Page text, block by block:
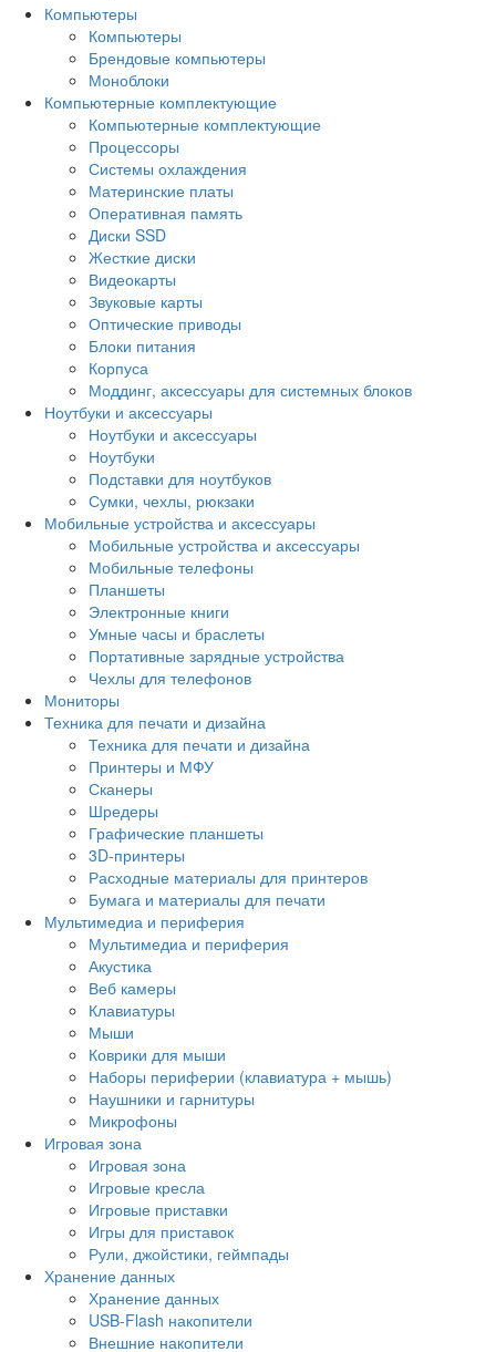
Компьютеры
Компьютеры
Брендовые компьютеры
Моноблоки
Компьютерные комплектующие
Компьютерные комплектующие
Процессоры
Системы охлаждения
Материнские платы
Оперативная память
Диски SSD
Жесткие диски
Видеокарты
Звуковые карты
Оптические приводы
Блоки питания
Корпуса
Моддинг, аксессуары для системных блоков
Ноутбуки и аксессуары
Ноутбуки и аксессуары
Ноутбуки
Подставки для ноутбуков
Сумки, чехлы, рюкзаки
Мобильные устройства и аксессуары
Мобильные устройства и аксессуары
Мобильные телефоны
Планшеты
Электронные книги
Умные часы и браслеты
Портативные зарядные устройства
Чехлы для телефонов
Мониторы
Техника для печати и дизайна
Техника для печати и дизайна
Принтеры и МФУ
Сканеры
Шредеры
Графические планшеты
3D-принтеры
Расходные материалы для принтеров
Бумага и материалы для печати
Мультимедиа и периферия
Мультимедиа и периферия
Акустика
Веб камеры
Клавиатуры
Мыши
Коврики для мыши
Наборы периферии (клавиатура + мышь)
Наушники и гарнитуры
Микрофоны
Игровая зона
Игровая зона
Игровые кресла
Игровые приставки
Игры для приставок
Рули, джойстики, геймпады
Хранение данных
Хранение данных
USB-Flash накопители
Внешние накопители